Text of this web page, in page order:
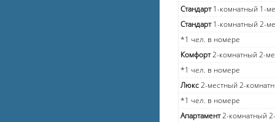
Стандарт1-комнатный 1-
Стандарт1-комнатный 2-
*1 чел. в номере
Комфорт2-комнатный 2-
*1 чел. в номере
Люкс2-местный 2-
*1 чел. в номере
Апартамент2-комнатный